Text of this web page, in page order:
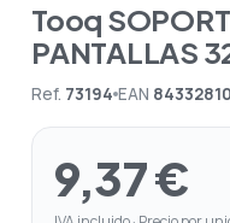
Tooq
PANTALLAS
Ref. 73194 EAN
9,37 €